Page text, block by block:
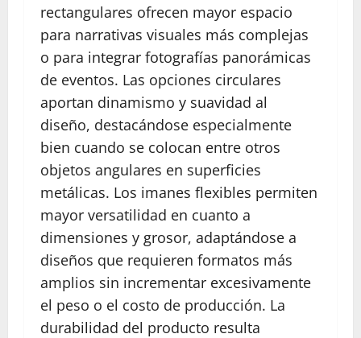
rectangulares ofrecen mayor espacio
para narrativas visuales más complejas
o para integrar fotografías panorámicas
de eventos. Las opciones circulares
aportan dinamismo y suavidad al
diseño, destacándose especialmente
bien cuando se colocan entre otros
objetos angulares en superficies
metálicas. Los imanes flexibles permiten
mayor versatilidad en cuanto a
dimensiones y grosor, adaptándose a
diseños que requieren formatos más
amplios sin incrementar excesivamente
el peso o el costo de producción. La
durabilidad del producto resulta